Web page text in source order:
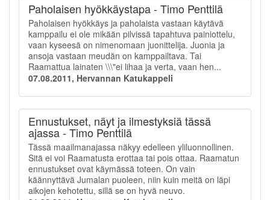
Paholaisen hyökkäystapa - Timo Penttilä
Paholaisen hyökkäys ja paholaista vastaan käytävä
kamppailu ei ole mikään pilvissä tapahtuva painiottelu,
vaan kyseesä on nimenomaan juonittelija. Juonia ja
ansoja vastaan meudän on kamppailtava. Tai
Raamattua lainaten \\\"ei lihaa ja verta, vaan hen...
07.08.2011, Hervannan Katukappeli
Ennustukset, näyt ja ilmestyksiä tässä
ajassa - Timo Penttilä
Tässä maailmanajassa näkyy edelleen yliluonnollinen.
Sitä ei voi Raamatusta erottaa tai pois ottaa. Raamatun
ennustukset ovat käymässä toteen. On vain
käännyttävä Jumalan puoleen, niin kuin meitä on läpi
aikojen kehotettu, sillä se on hyvä neuvo.